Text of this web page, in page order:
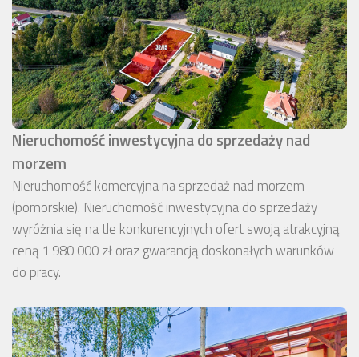
Nieruchomość inwestycyjna do sprzedaży nad
morzem
Nieruchomość komercyjna na sprzedaż nad morzem
(pomorskie). Nieruchomość inwestycyjna do sprzedaży
wyróżnia się na tle konkurencyjnych ofert swoją atrakcyjną
ceną 1 980 000 zł oraz gwarancją doskonałych warunków
do pracy.